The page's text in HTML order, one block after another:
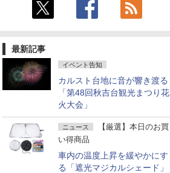
最新記事
イベント告知
カルスト台地に音が響き渡る
「第48回秋吉台観光まつり花
火大会」
ニュース
【厳選】本日のお買
い得商品
車内の温度上昇を緩やかにす
る「遮光マジカルシェード」